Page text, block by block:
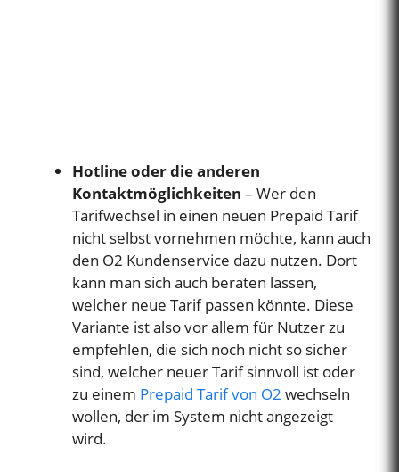
Hotline oder die anderen
Kontaktmöglichkeiten – Wer den
Tarifwechsel in einen neuen Prepaid Tarif
nicht selbst vornehmen möchte, kann auch
den O2 Kundenservice dazu nutzen. Dort
kann man sich auch beraten lassen,
welcher neue Tarif passen könnte. Diese
Variante ist also vor allem für Nutzer zu
empfehlen, die sich noch nicht so sicher
sind, welcher neuer Tarif sinnvoll ist oder
zu einem Prepaid Tarif von O2 wechseln
wollen, der im System nicht angezeigt
wird.